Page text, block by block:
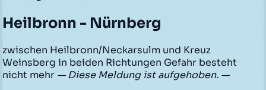
Heilbronn - Nürnberg
zwischen Heilbronn/Neckarsulm und Kreuz
Weinsberg in beiden Richtungen Gefahr besteht
nicht mehr — Diese Meldung ist aufgehoben. —